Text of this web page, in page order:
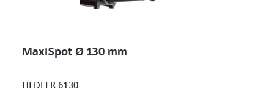
MaxiSpot Ø 130 mm
HEDLER 6130